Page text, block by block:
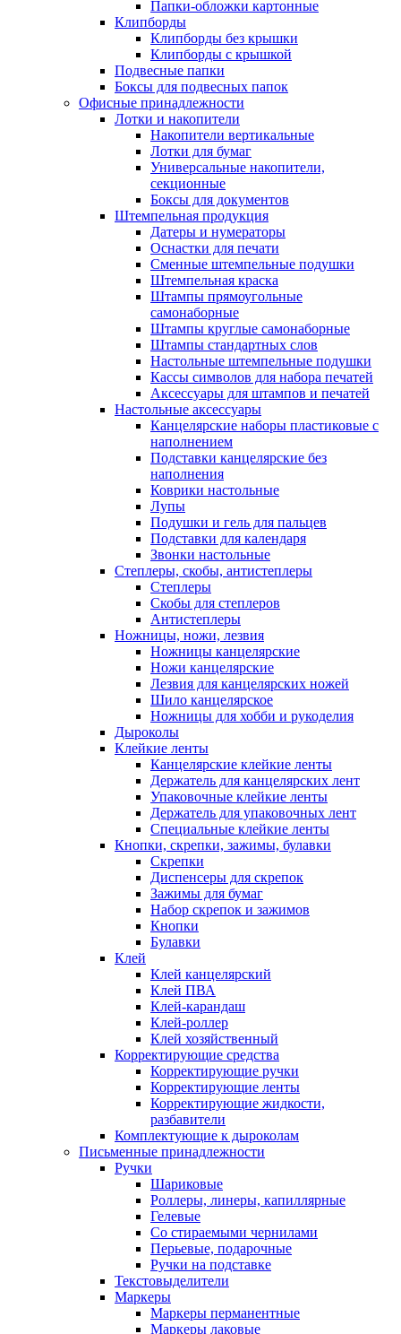
Папки-обложки картонные
Клипборды
Клипборды без крышки
Клипборды с крышкой
Подвесные папки
Боксы для подвесных папок
Офисные принадлежности
Лотки и накопители
Накопители вертикальные
Лотки для бумаг
Универсальные накопители,
секционные
Боксы для документов
Штемпельная продукция
Датеры и нумераторы
Оснастки для печати
Сменные штемпельные подушки
Штемпельная краска
Штампы прямоугольные
самонаборные
Штампы круглые самонаборные
Штампы стандартных слов
Настольные штемпельные подушки
Кассы символов для набора печатей
Аксессуары для штампов и печатей
Настольные аксессуары
Канцелярские наборы пластиковые с
наполнением
Подставки канцелярские без
наполнения
Коврики настольные
Лупы
Подушки и гель для пальцев
Подставки для календаря
Звонки настольные
Степлеры, скобы, антистеплеры
Степлеры
Скобы для степлеров
Антистеплеры
Ножницы, ножи, лезвия
Ножницы канцелярские
Ножи канцелярские
Лезвия для канцелярских ножей
Шило канцелярское
Ножницы для хобби и рукоделия
Дыроколы
Клейкие ленты
Канцелярские клейкие ленты
Держатель для канцелярских лент
Упаковочные клейкие ленты
Держатель для упаковочных лент
Специальные клейкие ленты
Кнопки, скрепки, зажимы, булавки
Скрепки
Диспенсеры для скрепок
Зажимы для бумаг
Набор скрепок и зажимов
Кнопки
Булавки
Клей
Клей канцелярский
Клей ПВА
Клей-карандаш
Клей-роллер
Клей хозяйственный
Корректирующие средства
Корректирующие ручки
Корректирующие ленты
Корректирующие жидкости,
разбавители
Комплектующие к дыроколам
Письменные принадлежности
Ручки
Шариковые
Роллеры, линеры, капиллярные
Гелевые
Со стираемыми чернилами
Перьевые, подарочные
Ручки на подставке
Текстовыделители
Маркеры
Маркеры перманентные
Маркеры лаковые